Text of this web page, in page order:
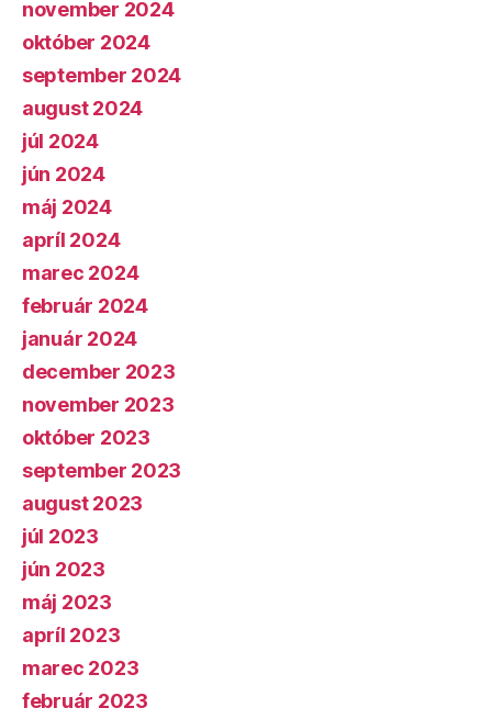
november 2024
október 2024
september 2024
august 2024
júl 2024
jún 2024
máj 2024
apríl 2024
marec 2024
február 2024
január 2024
december 2023
november 2023
október 2023
september 2023
august 2023
júl 2023
jún 2023
máj 2023
apríl 2023
marec 2023
február 2023